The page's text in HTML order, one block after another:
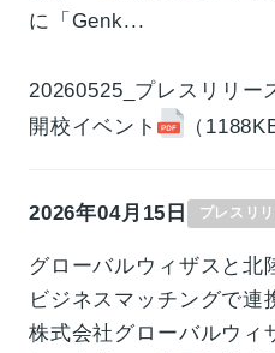
に「Genk...
20260525_プレスリリー
開校イベント
（
2026年04月15日 プレスリ
グローバルウィザスと北
ビジネスマッチングで連
株式会社グローバルウィ